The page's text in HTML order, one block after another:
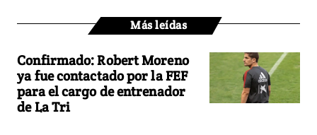
Más leídas
Confirmado: Robert Moreno
ya fue contactado por la FEF
para el cargo de entrenador
de La Tri